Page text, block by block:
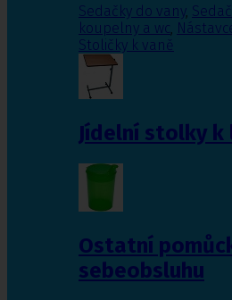
Sedačky do vany,
koupelny a wc,
Stoličky k vaně
Jídelní stolky k
Ostatní
sebeobsluhu